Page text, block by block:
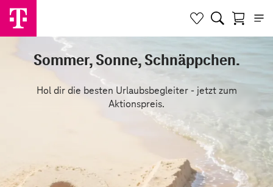
Sommer, Sonne, Schnäppchen.
Hol dir die besten Urlaubsbegleiter - jetzt zum
Aktionspreis.